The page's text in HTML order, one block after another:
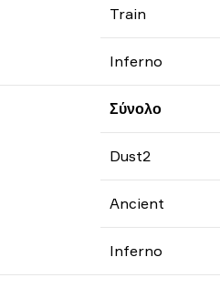
Train
Inferno
Σύνολο
Dust2
Ancient
Inferno